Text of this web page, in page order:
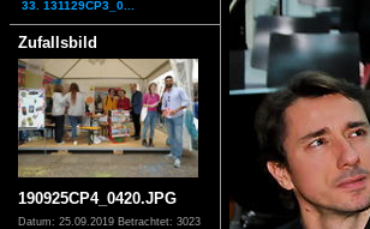
33. 131129CP3_0...
Zufallsbild
190925CP4_0420.JPG
Datum: 25.09.2019 Betrachtet: 3023